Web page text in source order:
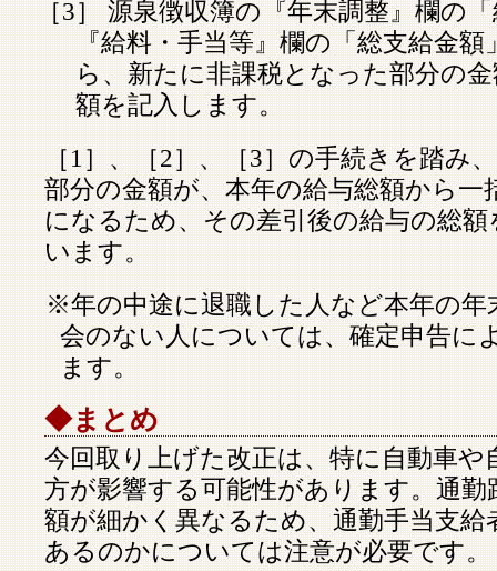
［3］ 源泉徴収簿の『年末調整』欄の
『給料・手当等』欄の「総支給金
ら、新たに非課税となった部分の
額を記入します。
［1］、［2］、［3］の手続きを踏み
部分の金額が、本年の給与総額から
になるため、その差引後の給与の総
います。
※年の中途に退職した人など本年の年
会のない人については、確定申告に
ます。
◆まとめ
今回取り上げた改正は、特に自動車
方が影響する可能性があります。通
額が細かく異なるため、通勤手当支給
あるのかについては注意が必要です。